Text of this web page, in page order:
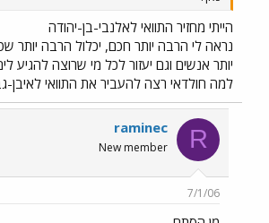
הייתי מחזיר התוואי לאלנבי-בן-יהודה
נראה לי הרבה יותר חכם, יכלול הרבה יותר
יותר אנשים וגם יעזור לכל מי שרוצה להגיע
למה חולדאי רצה להעביר את התוואי לאיבן-
R
raminec
New member
7/1/06